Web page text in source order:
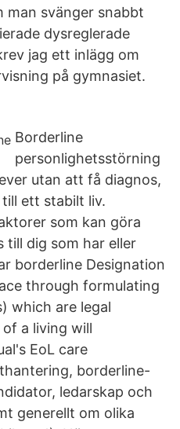
man svänger snabbt
dysreglerade
jag ett inlägg om
på gymnasiet.
Borderline
personlighetsstörning
utan att få diagnos,
ett stabilt liv.
som kan göra
till dig som har eller
borderline Designation
through formulating
which are legal
a living will
EoL care
borderline-
ledarskap och
generellt om olika